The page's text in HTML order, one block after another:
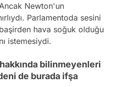
Newton'un
Parlamentoda sesini
hava soğuk olduğu
istemesiydi.
bilinmeyenleri
de burada ifşa